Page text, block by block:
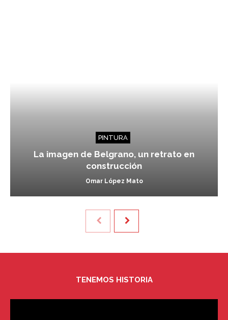
PINTURA
La imagen de Belgrano, un retrato en
construcción
Omar López Mato
TENEMOS HISTORIA